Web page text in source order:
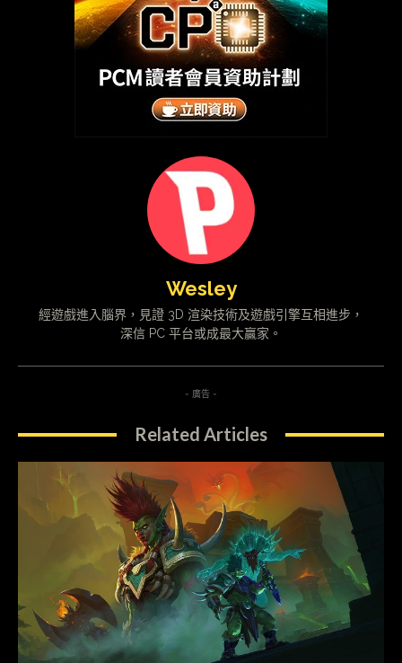
Wesley
經遊戲進入腦界，見證 3D 渲染技術及遊戲引擎互相進步，
深信 PC 平台或成最大贏家。
- 廣告 -
Related Articles